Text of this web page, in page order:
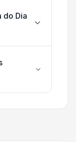
do Dia